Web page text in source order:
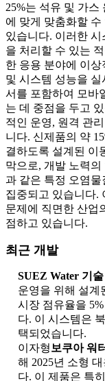
25%는 석유 및 가스
에 맞게 맞춤화할
있습니다. 이러한
을 처리할 수 있는
한 응용 분야에 이상
및 시스템 성능을 실
서를 포함하여 모바
는 데 중점을 두고
적인 운영, 원격 관
니다. 신제품의 약
결하도록 설계된 이
막으로, 개발 노력의
과 같은 특정 오염물
집중되고 있습니다.
문제에 직면한 산업
점하고 있습니다.
최근 개발
SUEZ Water 기
운영을 위해 설계
시장 점유율을
다. 이 시스템은
택되었습니다.
이자형보쿠아 워
해 2025년 소형
다. 이 제품은 특